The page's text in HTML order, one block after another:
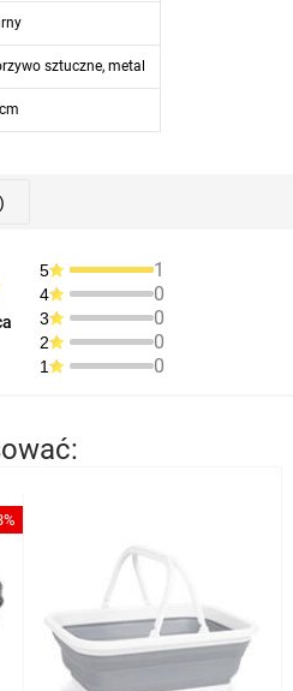
sztuczne, metal
5 1
4 0
3 0
2 0
1 0